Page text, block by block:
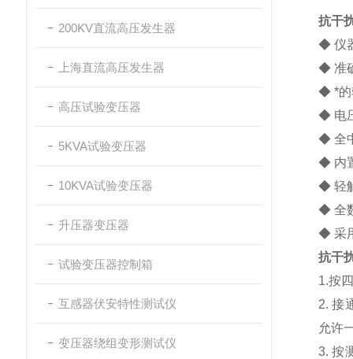
200KV直流高压发生器
上海直流高压发生器
高压试验变压器
5KVA试验变压器
10KVA试验变压器
升压器变压器
试验变压器控制箱
互感器伏安特性测试仪
变压器绕组变形测试仪
抗干
◆ 仪
◆ 准
◆ *的
◆ 电
◆ 全
◆ 内
◆ 轻
◆ 全
◆ 采
抗干
1.按
2. 接
允许
3. 按